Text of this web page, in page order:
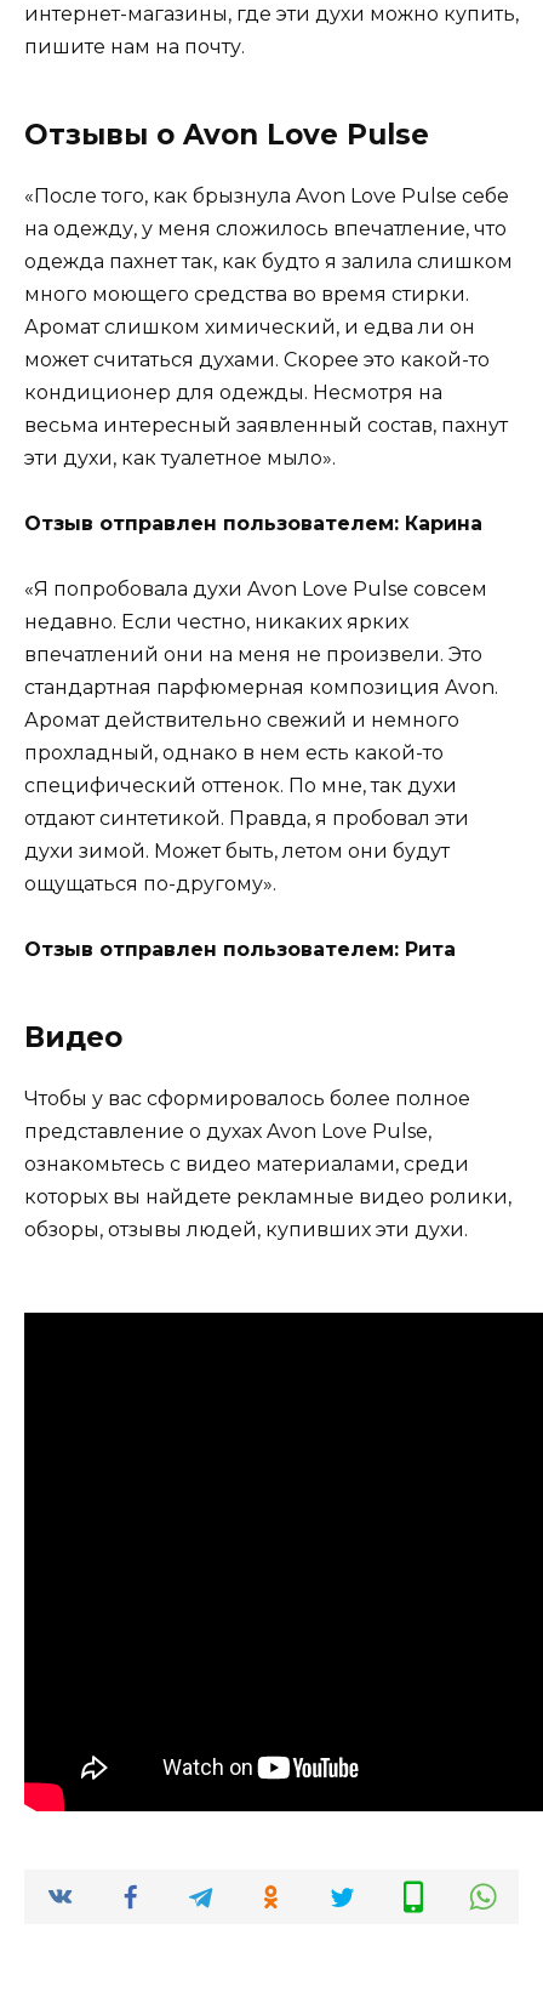
интернет-магазины, где эти духи можно купить,
пишите нам на почту.
Отзывы о Avon Love Pulse
«После того, как брызнула Avon Love Pulse себе
на одежду, у меня сложилось впечатление, что
одежда пахнет так, как будто я залила слишком
много моющего средства во время стирки.
Аромат слишком химический, и едва ли он
может считаться духами. Скорее это какой-то
кондиционер для одежды. Несмотря на
весьма интересный заявленный состав, пахнут
эти духи, как туалетное мыло».
Отзыв отправлен пользователем: Карина
«Я попробовала духи Avon Love Pulse совсем
недавно. Если честно, никаких ярких
впечатлений они на меня не произвели. Это
стандартная парфюмерная композиция Avon.
Аромат действительно свежий и немного
прохладный, однако в нем есть какой-то
специфический оттенок. По мне, так духи
отдают синтетикой. Правда, я пробовал эти
духи зимой. Может быть, летом они будут
ощущаться по-другому».
Отзыв отправлен пользователем: Рита
Видео
Чтобы у вас сформировалось более полное
представление о духах Avon Love Pulse,
ознакомьтесь с видео материалами, среди
которых вы найдете рекламные видео ролики,
обзоры, отзывы людей, купивших эти духи.